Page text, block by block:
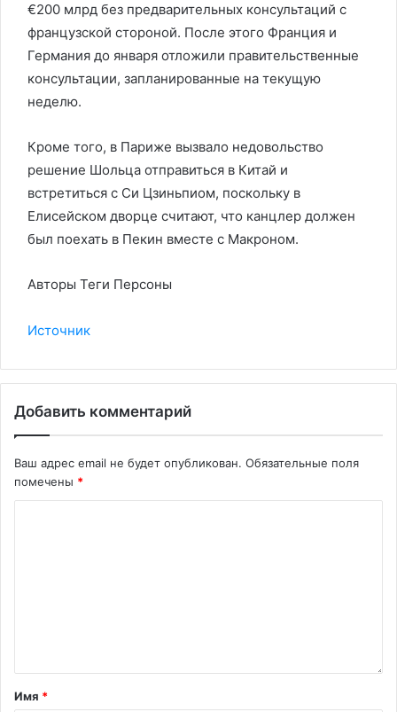
€200 млрд без предварительных консультаций с
французской стороной. После этого Франция и
Германия до января отложили правительственные
консультации, запланированные на текущую
неделю.
Кроме того, в Париже вызвало недовольство
решение Шольца отправиться в Китай и
встретиться с Си Цзиньпиом, поскольку в
Елисейском дворце считают, что канцлер должен
был поехать в Пекин вместе с Макроном.
Авторы Теги Персоны
Источник
Добавить комментарий
Ваш адрес email не будет опубликован. Обязательные поля
помечены *
Имя *